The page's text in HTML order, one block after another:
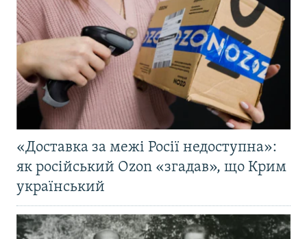
«Доставка за межі Росії недоступна»:
як російський Ozon «згадав», що Крим
український